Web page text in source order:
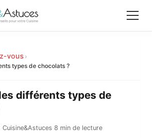
vous ›
types de chocolats ?
différents types de
·Cuisine&Astuces·8 min de lecture